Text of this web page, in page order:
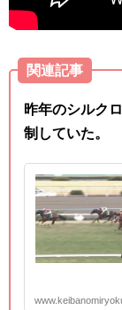
関連記事
昨年のシルク
制していた。